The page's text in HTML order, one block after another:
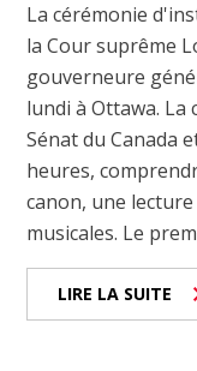
La cérémonie
la Cour suprême
gouverneure
lundi à Ottawa. La
Sénat du Canada
heures,
canon, une
musicales. Le
LIRE LA SUITE